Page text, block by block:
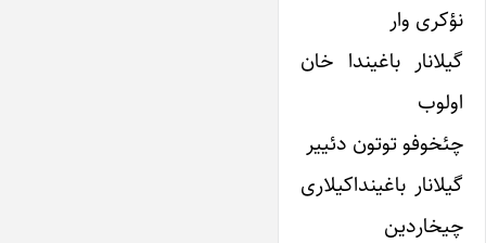
نؤکری وار
گیلانار باغیندا خان
اولوب
چئخوفو توتون دئییر
گیلانار باغینداکیلاری
چیخاردین